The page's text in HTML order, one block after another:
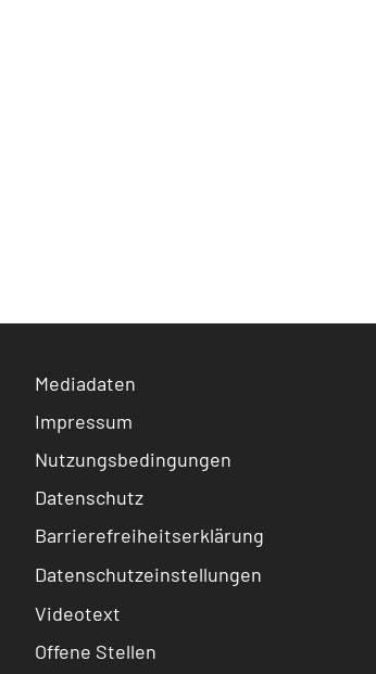
Mediadaten
Impressum
Nutzungsbedingungen
Datenschutz
Barrierefreiheitserklärung
Datenschutzeinstellungen
Videotext
Offene Stellen